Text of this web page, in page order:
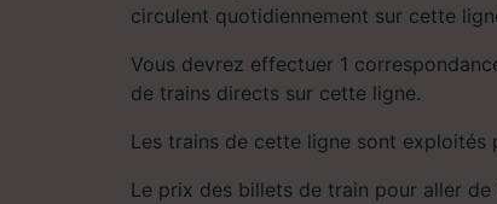
circulent quotidiennement sur cette
Vous devrez effectuer 1
de trains directs sur cette ligne.
Les trains de cette ligne sont exploités
Le prix des billets de train pour aller